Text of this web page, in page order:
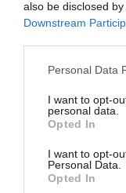
also be disclosed
Downstream
Personal Data
I want to opt-
personal data.
Opted In
I want to opt-
Personal Data.
Opted In
Specialista pro
Stanislav Šimůnek
+420 731 521 791
Specialista pro
Jaroslav Benda
+420 734 155 029